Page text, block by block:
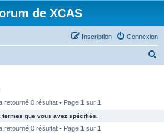
de XCAS
Connexion
Inscription
retourné 0 résultat • Page 1 sur 1
que vous avez spécifiés.
retourné 0 résultat • Page 1 sur 1